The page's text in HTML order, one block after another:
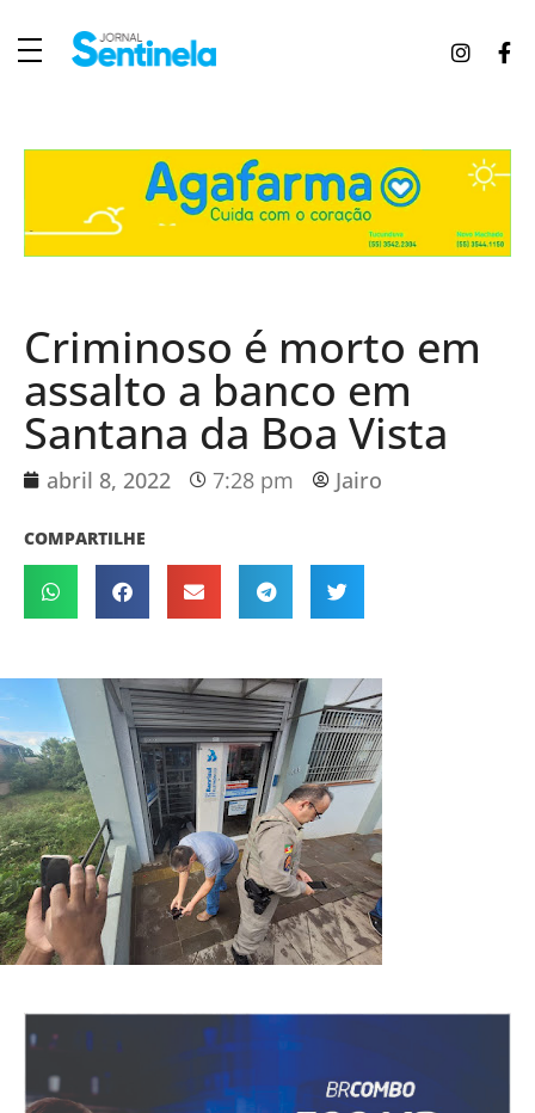
Criminoso é morto em
assalto a banco em
Santana da Boa Vista
abril 8, 2022 7:28 pm Jairo
COMPARTILHE